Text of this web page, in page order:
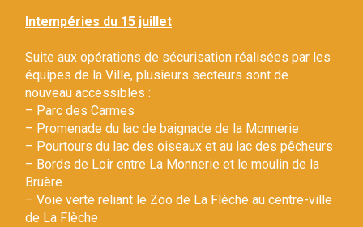
Intempéries du 15 juillet
Suite aux opérations de sécurisation réalisées par les
équipes de la Ville, plusieurs secteurs sont de
nouveau accessibles :
– Parc des Carmes
– Promenade du lac de baignade de la Monnerie
– Pourtours du lac des oiseaux et au lac des pêcheurs
– Bords de Loir entre La Monnerie et le moulin de la
Bruère
– Voie verte reliant le Zoo de La Flèche au centre-ville
de La Flèche